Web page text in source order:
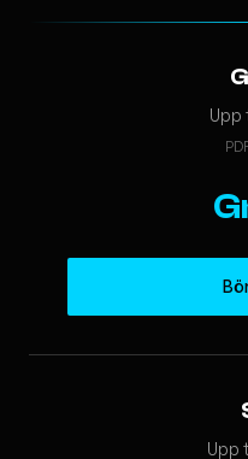
Upp
Upp